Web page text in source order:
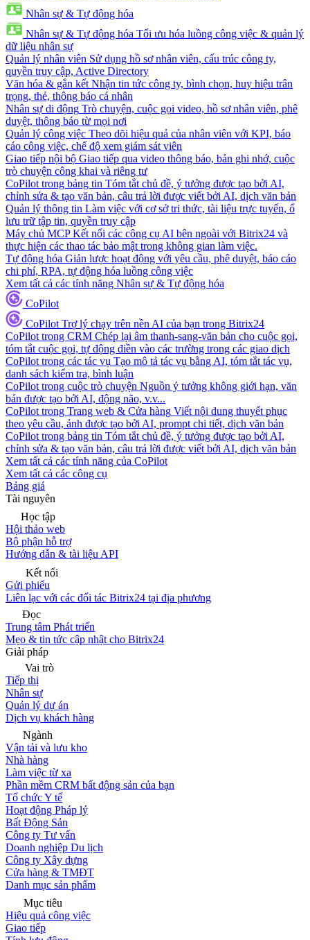
Nhân sự & Tự động hóa
Nhân sự & Tự động hóa Tối ưu hóa luồng công việc & quản lý
dữ liệu nhân sự
Quản lý nhân viên Sử dụng hồ sơ nhân viên, cấu trúc công ty,
quyền truy cập, Active Directory
Văn hóa & gắn kết Nhận tin tức công ty, bình chọn, huy hiệu trân
trọng, thẻ, thông báo cá nhân
Nhân sự di động Trò chuyện, cuộc gọi video, hồ sơ nhân viên, phê
duyệt, thông báo từ mọi nơi
Quản lý công việc Theo dõi hiệu quả của nhân viên với KPI, báo
cáo công việc, chế độ xem giám sát viên
Giao tiếp nội bộ Giao tiếp qua video thông báo, bản ghi nhớ, cuộc
trò chuyện công khai và riêng tư
CoPilot trong bảng tin Tóm tắt chủ đề, ý tưởng được tạo bởi AI,
chỉnh sửa & tạo văn bản, câu trả lời được viết bởi AI, dịch văn bản
Quản lý thông tin Làm việc với cơ sở tri thức, tài liệu trực tuyến, ổ
lưu trữ tập tin, quyền truy cập
Máy chủ MCP Kết nối các công cụ AI bên ngoài với Bitrix24 và
thực hiện các thao tác bảo mật trong không gian làm việc.
Tự động hóa Giản lược hoạt động với yêu cầu, phê duyệt, báo cáo
chi phí, RPA, tự động hóa luồng công việc
Xem tất cả các tính năng Nhân sự & Tự động hóa
CoPilot
CoPilot Trợ lý chạy trên nền AI của bạn trong Bitrix24
CoPilot trong CRM Chép lại âm thanh-sang-văn bản cho cuộc gọi,
tóm tắt cuộc gọi, tự động điền vào các trường trong các giao dịch
CoPilot trong các tác vụ Tạo mô tả tác vụ bằng AI, tóm tắt tác vụ,
danh sách kiểm tra, bình luận
CoPilot trong cuộc trò chuyện Nguồn ý tưởng không giới hạn, văn
bản được tạo bởi AI, động não, v.v...
CoPilot trong Trang web & Cửa hàng Viết nội dung thuyết phục
theo yêu cầu, ảnh được tạo bởi AI, prompt chi tiết, dịch văn bản
CoPilot trong bảng tin Tóm tắt chủ đề, ý tưởng được tạo bởi AI,
chỉnh sửa & tạo văn bản, câu trả lời được viết bởi AI, dịch văn bản
Xem tất cả các tính năng của CoPilot
Xem tất cả các công cụ
Bảng giá
Tài nguyên
Học tập
Hội thảo web
Bộ phận hỗ trợ
Hướng dẫn & tài liệu API
Kết nối
Gửi phiếu
Liên lạc với các đối tác Bitrix24 tại địa phương
Đọc
Trung tâm Phát triển
Mẹo & tin tức cập nhật cho Bitrix24
Giải pháp
Vai trò
Tiếp thị
Nhân sự
Quản lý dự án
Dịch vụ khách hàng
Ngành
Vận tải và lưu kho
Nhà hàng
Làm việc từ xa
Phần mềm CRM bất động sản của bạn
Tổ chức Y tế
Hoạt động Pháp lý
Bất Động Sản
Công ty Tư vấn
Doanh nghiệp Du lịch
Công ty Xây dựng
Cửa hàng & TMĐT
Danh mục sản phẩm
Mục tiêu
Hiệu quả công việc
Giao tiếp